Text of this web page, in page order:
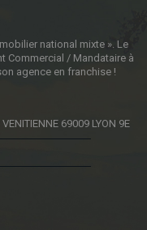
national mixte ». Le
Commercial / Mandataire à
agence en franchise !
69009 LYON 9E